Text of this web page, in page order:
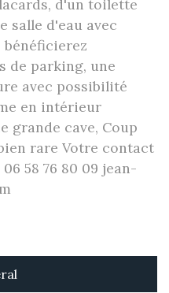
d'un toilette
salle d'eau avec
bénéficierez
de parking, une
avec possibilité
en intérieur
grande cave, Coup
rare Votre contact
58 76 80 09 jean-